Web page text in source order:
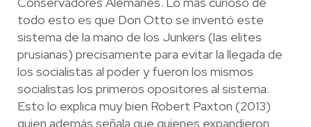
todo esto es que Don Otto se inventó este
sistema de la mano de los Junkers (las elites
prusianas) precisamente para evitar la llegada de
los socialistas al poder y fueron los mismos
socialistas los primeros opositores al sistema.
Esto lo explica muy bien Robert Paxton (2013)
quien además señala que quienes expandieron